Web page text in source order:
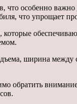
особенно важно
что упрощает
ширина между
обратить